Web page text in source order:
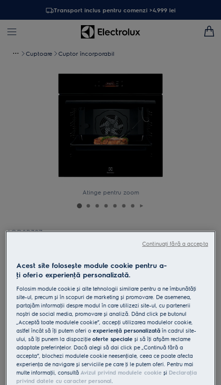
Transport inclus pentru comenzi >4.999 lei
Cuptoare Cuptor încorporabil
Atinge pentru zoom
LOD8P39Z
Cuptor cu abur cu autocuratare
4.9 (947)
Fișa cu informaţii despre produs
Beneficii
SteamBake folosește abur pentru a da preparatelor coapte cruste
crocante.
Cu senzorul pentru alimente Food Sensor, cuptorul te informează
când preparatul este gata.
Un ajutor la gătire mai receptiv cu afișajul EXCite Touch.
Acest site folosește module cookie pentru a-
ţi oferi o experienţă personalizată.
Folosim module cookie și alte tehnologii similare pentru a ne îmbunătăţi
site-ul, precum și în scopuri de marketing și promovare. De asemenea,
partajăm informaţii despre modul în care utilizezi site-ul, cu partenerii
noștri de social media, promovare și analiză. Dând click pe butonul
„Acceptă toate modulele cookie”, accepţi utilizarea modulelor cookie,
astfel încât să îţi putem oferi oexperienţă personalizată în cadrul site-
ului, să îţi punem la dispoziţieoferte speciale și să îţi afișăm reclame
adaptate preferinţelor. Dacă alegi să dai click pe „Continuă fără a
accepta”, blochezi modulele cookie neesenţiale, ceea ce poate afecta
experienţa de navigare și serviciile pe care ţi le putem oferi. Pentru mai
multe informaţii, consultă Avizul privind modulele cookie și Declaraţia
privind datele cu caracter personal.
Continuați fără a accepta